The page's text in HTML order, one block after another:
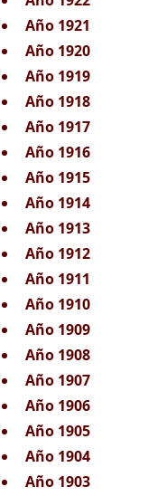
Año 1921
Año 1920
Año 1919
Año 1918
Año 1917
Año 1916
Año 1915
Año 1914
Año 1913
Año 1912
Año 1911
Año 1910
Año 1909
Año 1908
Año 1907
Año 1906
Año 1905
Año 1904
Año 1903